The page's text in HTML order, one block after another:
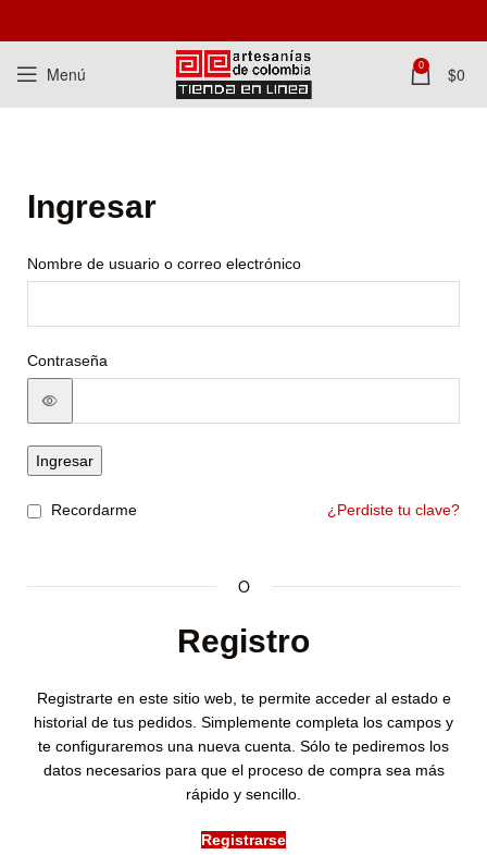
Menú 0 $0
Ingresar
Nombre de usuario o correo electrónico
Contraseña
Ingresar
¿Perdiste tu clave?
Recordarme
O
Registro
Registrarte en este sitio web, te permite acceder al estado e
historial de tus pedidos. Simplemente completa los campos y
te configuraremos una nueva cuenta. Sólo te pediremos los
datos necesarios para que el proceso de compra sea más
rápido y sencillo.
Registrarse